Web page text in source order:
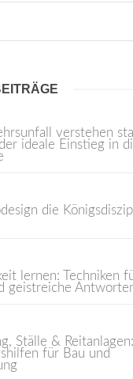
verstehen
ideale Einstieg in
die
lernen: Techniken
geistreiche
Ställe & Reitanlagen:
für Bau und